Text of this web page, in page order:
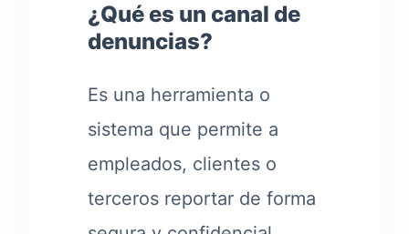
¿Qué es un canal de
denuncias?
Es una herramienta o
sistema que permite a
empleados, clientes o
terceros reportar de forma